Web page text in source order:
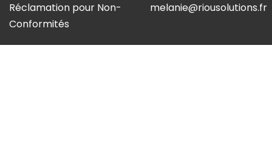
Réclamation pour Non-
Conformités
melanie@riousolutions.fr